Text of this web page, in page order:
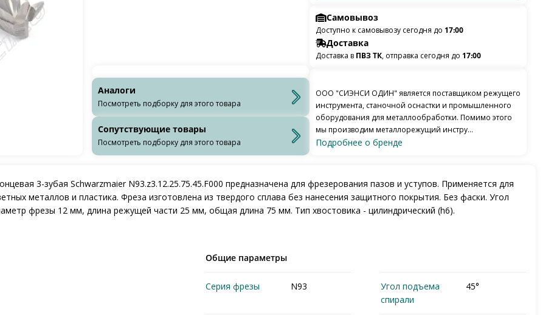
Аналоги
Посмотреть подборку для этого товара
Сопутствующие товары
Посмотреть подборку для этого товара
Самовывоз
Доступно к самовывозу сегодня до 17:00
Доставка
Доставка в ПВЗ ТК, отправка сегодня до 17:00
ООО "СИЭНСИ ОДИН" является поставщиком режущего
инструмента, станочной оснастки и промышленного
оборудования для металлообработки. Помимо этого
мы производим металлорежущий инстру...
Подробнее о бренде
3-зубая Schwarzmaier N93.z3.12.25.75.45.F000 предназначена для фрезерования пазов и уступов. Применяется для
металлов и пластика. Фреза изготовлена из твердого сплава без нанесения защитного покрытия. Без фаски. Угол
фрезы 12 мм, длина режущей части 25 мм, общая длина 75 мм. Тип хвостовика - цилиндрический (h6).
Общие параметры
Серия фрезы N93
Угол подъема
спирали
45°